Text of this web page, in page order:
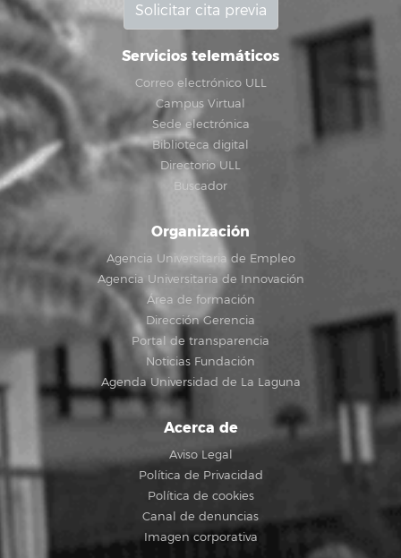
Solicitar cita previa
Servicios telemáticos
Correo electrónico ULL
Campus Virtual
Sede electrónica
Biblioteca digital
Directorio ULL
Buscador
Organización
Agencia Universitaria de Empleo
Agencia Universitaria de Innovación
Área de formación
Dirección Gerencia
Portal de transparencia
Noticias Fundación
Agenda Universidad de La Laguna
Acerca de
Aviso Legal
Política de Privacidad
Política de cookies
Canal de denuncias
Imagen corporativa